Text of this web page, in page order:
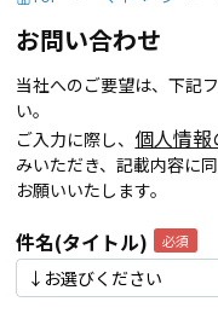
お問い合わせ
当社へのご要望は、下記
い。
ご入力に際し、 個人情
みいただき、記載内容に
お願いいたします。
件名(タイトル)